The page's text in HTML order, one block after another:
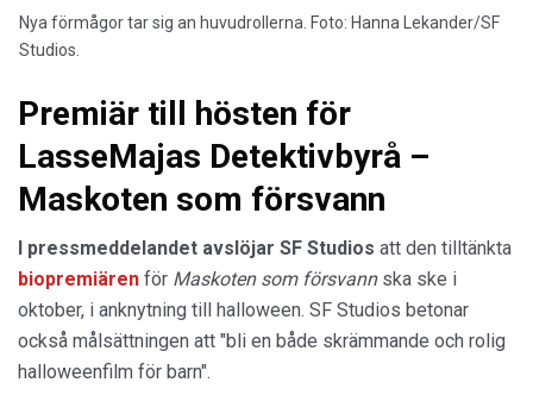
Nya förmågor tar sig an huvudrollerna. Foto: Hanna Lekander/SF
Studios.
Premiär till hösten för
LasseMajas Detektivbyrå –
Maskoten som försvann
I pressmeddelandet avslöjar SF Studios att den tilltänkta
biopremiären för Maskoten som försvannska ske i
oktober, i anknytning till halloween. SF Studios betonar
också målsättningen att "bli en både skrämmande och rolig
halloweenfilm för barn".